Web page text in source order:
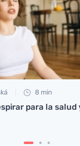
8 min
para la salud